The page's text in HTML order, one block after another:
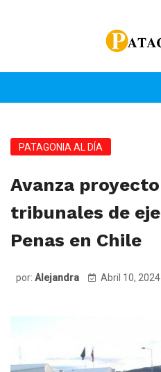
PATAGONIA AL DÍA
Avanza
tribunales de
Penas en Chile
por: Alejandra Abril 10, 2024